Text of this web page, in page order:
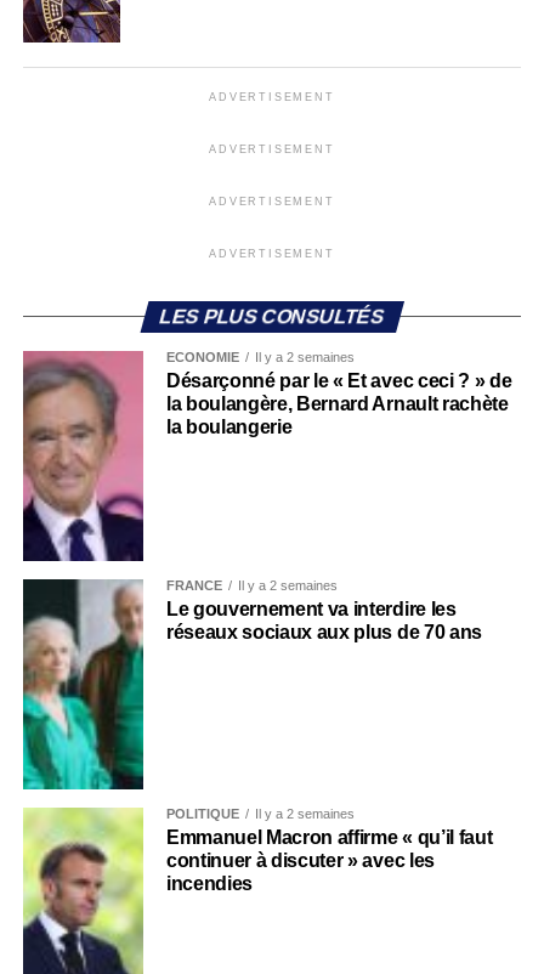
ADVERTISEMENT
ADVERTISEMENT
ADVERTISEMENT
ADVERTISEMENT
LES PLUS CONSULTÉS
ECONOMIE Il y a 2 semaines
Désarçonné par le « Et avec ceci ? » de
la boulangère, Bernard Arnault rachète
la boulangerie
FRANCE Il y a 2 semaines
Le gouvernement va interdire les
réseaux sociaux aux plus de 70 ans
POLITIQUE Il y a 2 semaines
Emmanuel Macron affirme « qu’il faut
continuer à discuter » avec les
incendies